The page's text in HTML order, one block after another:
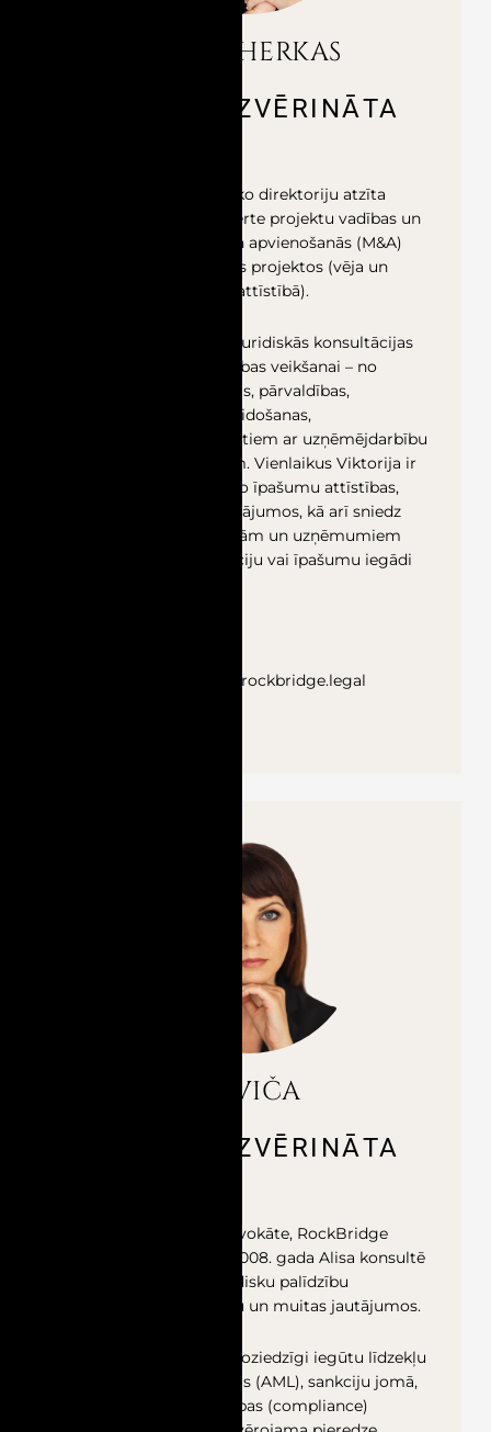
VIKTORIJA CHERKAS
PARTNERE, ZVĒRINĀTA
Viktorija ir starptautisko direktoriju atzīta
Latvijas juridiskā eksperte projektu vadības un
uzņēmumu iegādes un apvienošanās (M&A)
jomās, t.sk. enerģētikas projektos (vēja un
saules parku projektu attīstībā).
Tāpat Viktorija sniedz juridiskās konsultācijas
ikdienas uzņēmējdarbības veikšanai – no
uzņēmumu dibināšanas, pārvaldības,
dalībnieku attiecību veidošanas,
restrukturizācijas un citiem ar uzņēmējdarbību
saistītiem jautājumiem. Vienlaikus Viktorija ir
arī eksperte nekustamo īpašumu attīstības,
iegādes un nomas jautājumos, kā arī sniedz
palīdzību privātpersonām un uzņēmumiem
jautājumos par relokāciju vai īpašumu iegādi
viktorija.cherkas@rockbridge.legal
ALISA LEŠKOVIČA
PARTNERE, ZVĒRINĀTA
Alisa ir pieredzējusi advokāte, RockBridge
Legal partnere. Kopš 2008. gada Alisa konsultē
klientus un sniedz juridisku palīdzību
sarežģītākajos nodokļu un muitas jautājumos.
Alisa specializējās arī noziedzīgi iegūtu līdzekļu
legalizācijas novēršanas (AML), sankciju jomā,
kā arī darbības atbilstības (compliance)